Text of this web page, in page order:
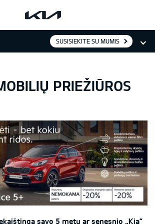
SUSISIEKITE SU MUMIS
PRIEŽIŪROS
savo 5 metų ar senesnio „Kia“